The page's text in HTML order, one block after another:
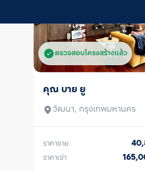
ตรวจสอบโครงสร้างแล้ว
ขาย/เช่า
คุณ บาย ยู
วัฒนา, กรุงเทพมหานคร
ราคาขาย
ราคาเช่า